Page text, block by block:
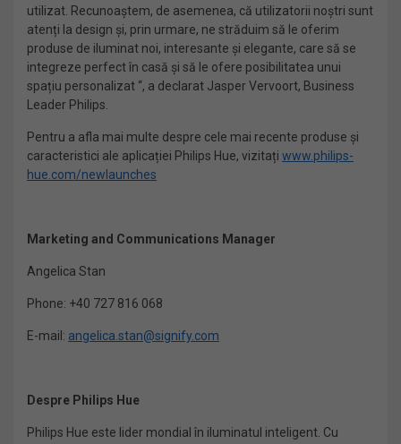
utilizat. Recunoaștem, de asemenea, că utilizatorii noștri sunt
atenți la design și, prin urmare, ne străduim să le oferim
produse de iluminat noi, interesante și elegante, care să se
integreze perfect în casă și să le ofere posibilitatea unui
spațiu personalizat “, a declarat Jasper Vervoort, Business
Leader Philips.
Pentru a afla mai multe despre cele mai recente produse și
caracteristici ale aplicației Philips Hue, vizitați www.philips-
hue.com/newlaunches
Marketing and Communications Manager
Angelica Stan
Phone: +40 727 816 068
E-mail: angelica.stan@signify.com
Despre Philips Hue
Philips Hue este lider mondial în iluminatul inteligent. Cu